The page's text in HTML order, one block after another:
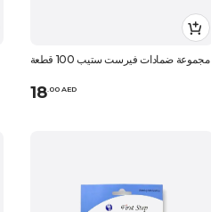
مجموعة ضمادات فيرست ستيب 100 قطعة
18.00 AED